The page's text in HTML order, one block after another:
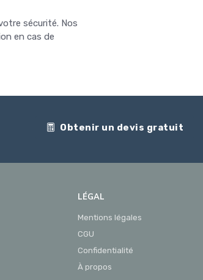
sécurité. Nos
en cas de
Obtenir un devis gratuit
LÉGAL
Mentions légales
CGU
Confidentialité
À propos